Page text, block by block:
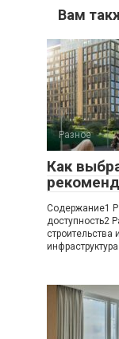
Вам
Разное
Как
Содержание1
доступность2
инфраструктура